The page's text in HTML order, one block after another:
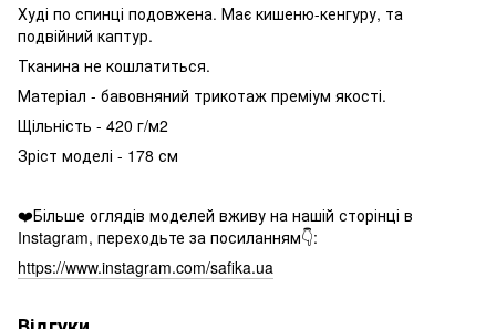
Худі по спинці подовжена. Має кишеню-кенгуру, та
подвійний каптур.
Тканина не кошлатиться.
Матеріал - бавовняний трикотаж преміум якості.
Щільність - 420 г/м2
Зріст моделі - 178 см
❤️Більше оглядів моделей вживу на нашій сторінці в
Instagram, переходьте за посиланням👇:
https://www.instagram.com/safika.ua